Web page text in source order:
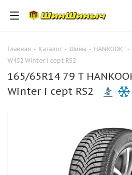
Главная - Каталог - Шины - HANKOOK -
W452 Winter i cept RS2
165/65R14 79 T
Winter i cept RS2